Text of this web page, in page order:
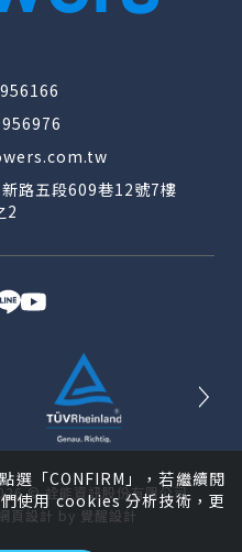
路五段609巷12號7樓
2
© 詮能資訊股份有限公司
頁設計 by 覺醒設計
選「CONFIRM」，若繼續閱
使用 cookies 分析技術，更